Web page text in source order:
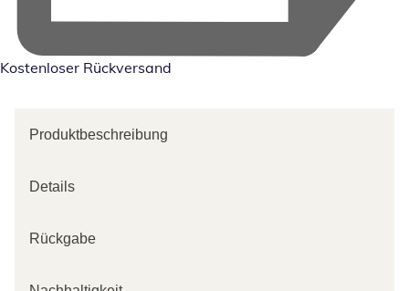
Kostenloser Rückversand
Produktbeschreibung
Details
Rückgabe